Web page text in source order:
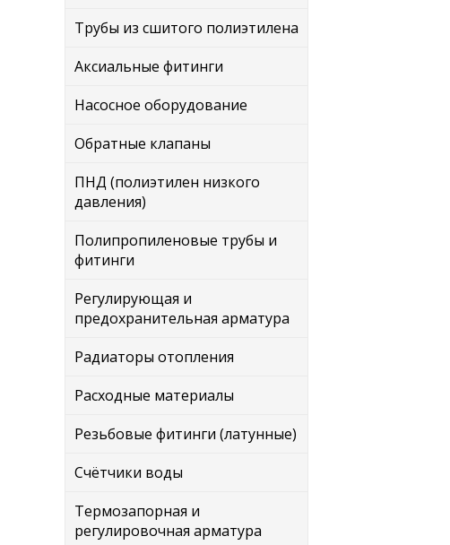
Трубы из сшитого полиэтилена
Аксиальные фитинги
Насосное оборудование
Обратные клапаны
ПНД (полиэтилен низкого
давления)
Полипропиленовые трубы и
фитинги
Регулирующая и
предохранительная арматура
Радиаторы отопления
Расходные материалы
Резьбовые фитинги (латунные)
Счётчики воды
Термозапорная и
регулировочная арматура